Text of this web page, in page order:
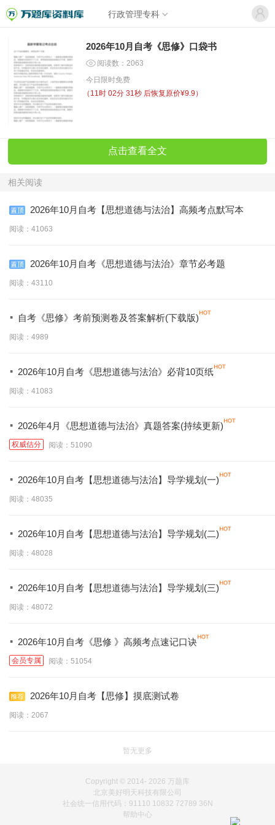
行政管理专科
2026年10月自考《思修》口袋书
阅读数：2063
今日限时免费
（ 11时 02分 31秒 后恢复原价¥9.9）
点击查看全文
相关阅读
2026年10月自考【思想道德与法治】高频考点默写本
阅读：41063
2026年10月自考《思想道德与法治》章节必考题
阅读：43110
· 自考《思修》考前预测卷及答案解析(下载版)
阅读：4989
· 2026年10月自考《思想道德与法治》必背10页纸
阅读：41083
· 2026年4月《思想道德与法治》真题答案(持续更新)
权威估分 阅读：51090
· 2026年10月自考【思想道德与法治】导学规划(一)
阅读：48035
· 2026年10月自考【思想道德与法治】导学规划(二)
阅读：48028
· 2026年10月自考【思想道德与法治】导学规划(三)
阅读：48072
· 2026年10月自考《思修 》高频考点速记口诀
会员专属 阅读：51054
2026年10月自考【思修】摸底测试卷
阅读：2067
暂无更多
Copyright © 2014- 2026 万题库
北京美好明天科技有限公司
社会统一信用代码：91110 10832 72789 36N
帮助中心